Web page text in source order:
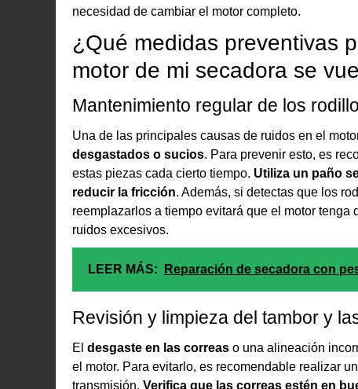
necesidad de cambiar el motor completo.
¿Qué medidas preventivas
motor de mi secadora se
Mantenimiento regular de los
Una de las principales causas de ruidos en el
desgastados o sucios. Para prevenir esto, es
estas piezas cada cierto tiempo. Utiliza un paño
reducir la fricción. Además, si detectas que los
reemplazarlos a tiempo evitará que el motor
ruidos excesivos.
LEER MÁS: Reparación de secadora con
Revisión y limpieza del tambor y
El desgaste en las correas o una alineación
el motor. Para evitarlo, es recomendable realizar
transmisión. Verifica que las correas estén en